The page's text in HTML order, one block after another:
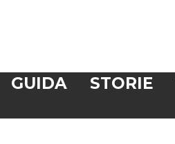
GUIDA STORIE